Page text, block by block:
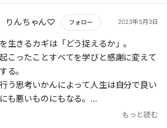
りんちゃん♡ フォロー 2023年5月3日
読む
生きるカギは「どう捉えるか」。
こったことすべてを学びと感謝に変えて
る。
う思考いかんによって人生は自分で良い
も悪いものにもなる。
もっと読む